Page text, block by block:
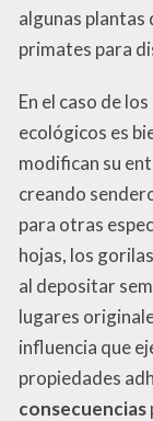
algunas plantas
primates para
En el caso de
ecológicos es
modifican su
creando
para otras
hojas, los
al depositar
lugares
influencia que
propiedades
consecuencias